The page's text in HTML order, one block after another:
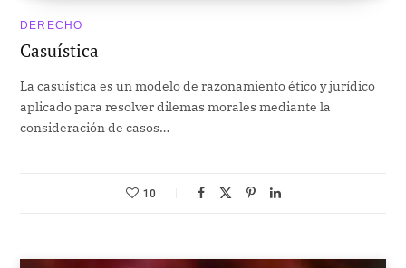
DERECHO
Casuística
La casuística es un modelo de razonamiento ético y jurídico
aplicado para resolver dilemas morales mediante la
consideración de casos…
10